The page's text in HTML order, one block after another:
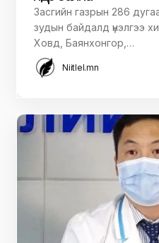
Засгийн газрын 286
зудын байдалд үнэлгээ
Ховд, Баянхонгор,…
Niitlel.mn